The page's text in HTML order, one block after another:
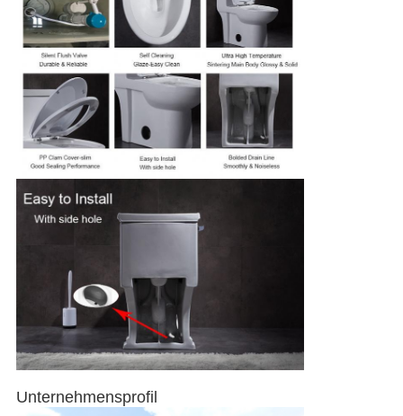
Unternehmensprofil